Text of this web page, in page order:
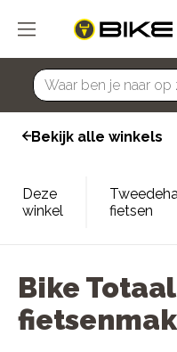
home
Bekijk alle winkels
Deze
winkel
fietsen
Bike